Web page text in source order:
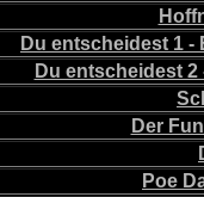
Du entscheidest 1 -
Du entscheidest
Der
Poe